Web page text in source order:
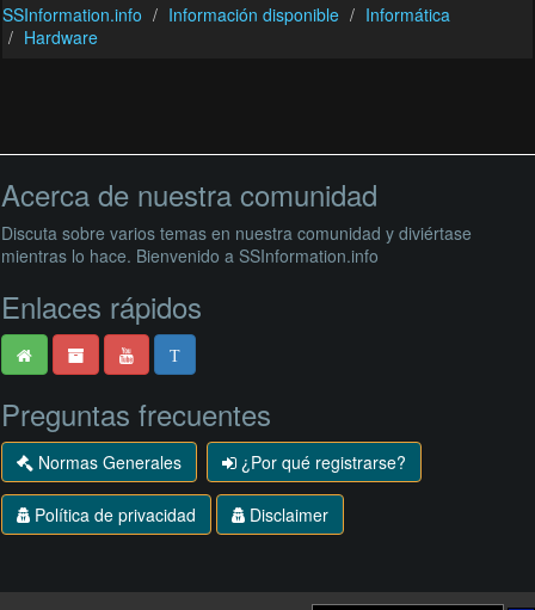
SSInformation.info Información disponible
Informática
Hardware
Acerca de nuestra comunidad
Discuta sobre varios temas en nuestra comunidad y diviértase
mientras lo hace. Bienvenido a SSInformation.info
Enlaces rápidos
T
Preguntas frecuentes
Normas Generales ¿Por qué registrarse?
Política de privacidad Disclaimer